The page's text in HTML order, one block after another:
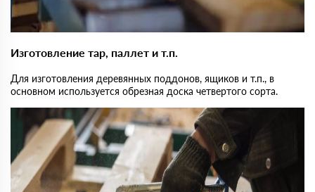
Изготовление тар, паллет и т.п.
Для изготовления деревянных поддонов, ящиков и т.п., в
основном используется обрезная доска четвертого сорта.